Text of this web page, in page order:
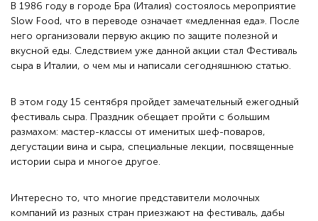
В 1986 году в городе Бра (Италия) состоялось мероприятие
Slow Food, что в переводе означает «медленная еда». После
него организовали первую акцию по защите полезной и
вкусной еды. Следствием уже данной акции стал Фестиваль
сыра в Италии, о чем мы и написали сегодняшнюю статью.
В этом году 15 сентября пройдет замечательный ежегодный
фестиваль сыра. Праздник обещает пройти с большим
размахом: мастер-классы от именитых шеф-поваров,
дегустации вина и сыра, специальные лекции, посвященные
истории сыра и многое другое.
Интересно то, что многие представители молочных
компаний из разных стран приезжают на фестиваль, дабы